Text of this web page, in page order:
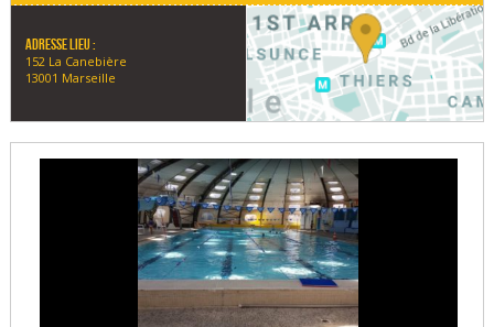
Adresse lieu :
152 La Canebière
13001 Marseille